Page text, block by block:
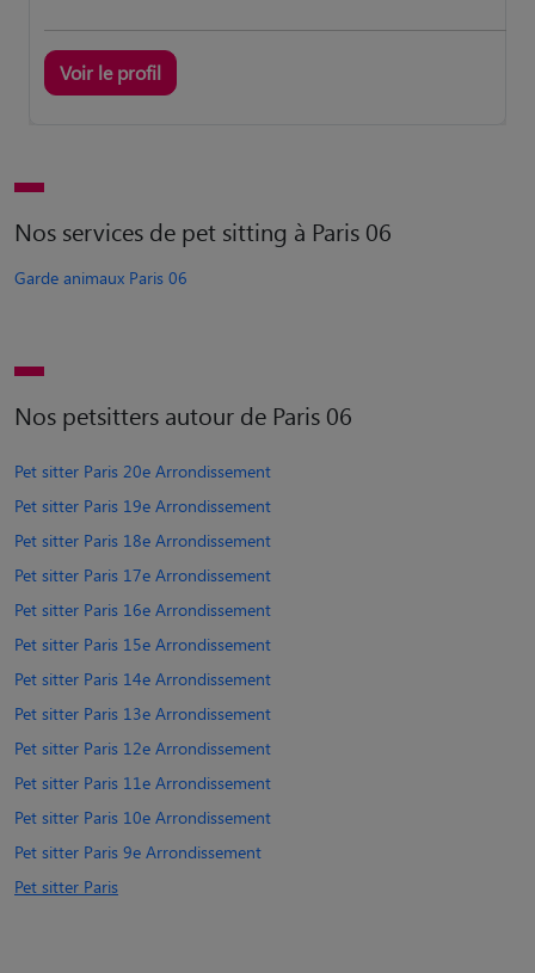
Voir le profil
Nos services de pet sitting à Paris 06
Garde animaux Paris 06
Nos petsitters autour de Paris 06
Pet sitter Paris 20e Arrondissement
Pet sitter Paris 19e Arrondissement
Pet sitter Paris 18e Arrondissement
Pet sitter Paris 17e Arrondissement
Pet sitter Paris 16e Arrondissement
Pet sitter Paris 15e Arrondissement
Pet sitter Paris 14e Arrondissement
Pet sitter Paris 13e Arrondissement
Pet sitter Paris 12e Arrondissement
Pet sitter Paris 11e Arrondissement
Pet sitter Paris 10e Arrondissement
Pet sitter Paris 9e Arrondissement
Pet sitter Paris